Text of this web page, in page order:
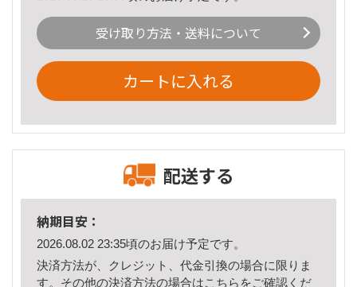
受け取り方法・送料について
カートに入れる
配送する
納期目安：
2026.08.02 23:35頃のお届け予定です。
決済方法が、クレジット、代金引換の場合に限りま
す。その他の決済方法の場合はこちら をご確認くだ